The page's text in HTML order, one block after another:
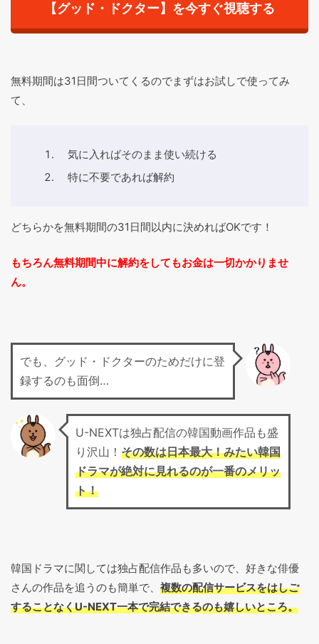
【グッド・ドクター】を今すぐ視聴する
無料期間は31日間ついてくるのでまずはお試しで使ってみ
て、
気に入ればそのまま使い続ける
特に不要であれば解約
どちらかを無料期間の31日間以内に決めればOKです！
もちろん無料期間中に解約をしてもお金は一切かかりませ
ん。
でも、グッド・ドクターのためだけに登
録するのも面倒…
U-NEXTは独占配信の韓国動画作品も盛
り沢山！ その数は日本最大！みたい韓国
ドラマが絶対に見れるのが一番のメリッ
ト！
韓国ドラマに関しては独占配信作品も多いので、好きな俳優
さんの作品を追うのも簡単で、 複数の配信サービスをはしご
することなくU-NEXT一本で完結できるのも嬉しいところ。